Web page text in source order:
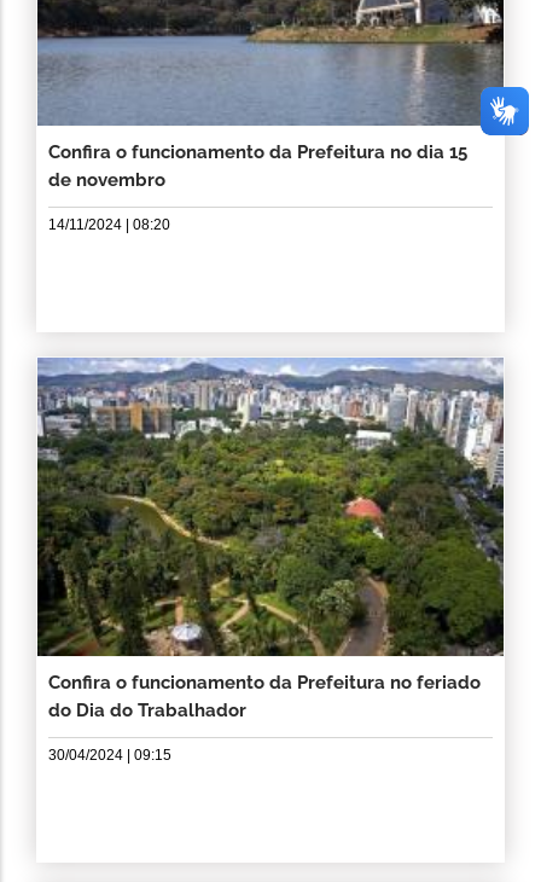
Confira o funcionamento da Prefeitura no dia 15
de novembro
14/11/2024 | 08:20
Confira o funcionamento da Prefeitura no feriado
do Dia do Trabalhador
30/04/2024 | 09:15